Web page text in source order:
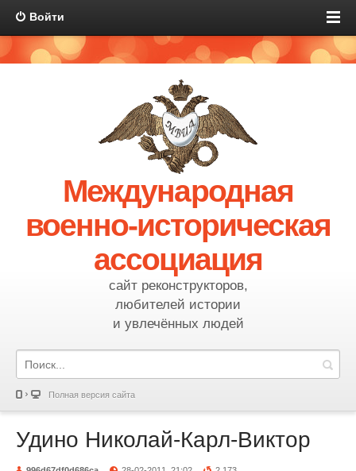
Войти
Международная
военно-историческая
ассоциация
сайт реконструкторов,
любителей истории
и увлечённых людей
Полная версия сайта
Удино Николай-Карл-Виктор